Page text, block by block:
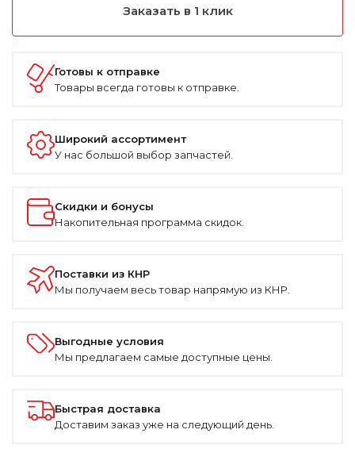
Заказать в 1 клик
Готовы к отправке
Товары всегда готовы к отправке.
Широкий ассортимент
У нас большой выбор запчастей.
Скидки и бонусы
Накопительная программа скидок.
Поставки из КНР
Мы получаем весь товар напрямую из КНР.
Выгодные условия
Мы предлагаем самые доступные цены.
Быстрая доставка
Доставим заказ уже на следующий день.